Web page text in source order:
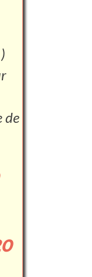
de